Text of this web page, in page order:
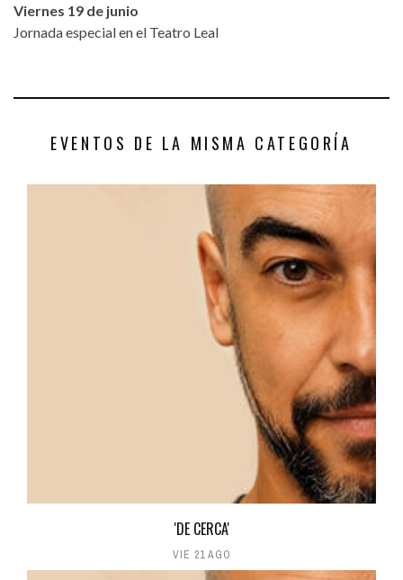
Viernes 19 de junio
Jornada especial en el Teatro Leal
EVENTOS DE LA MISMA CATEGORÍA
'DE CERCA'
VIE 21 AGO